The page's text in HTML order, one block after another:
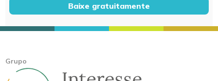
Baixe gratuitamente
Grupo